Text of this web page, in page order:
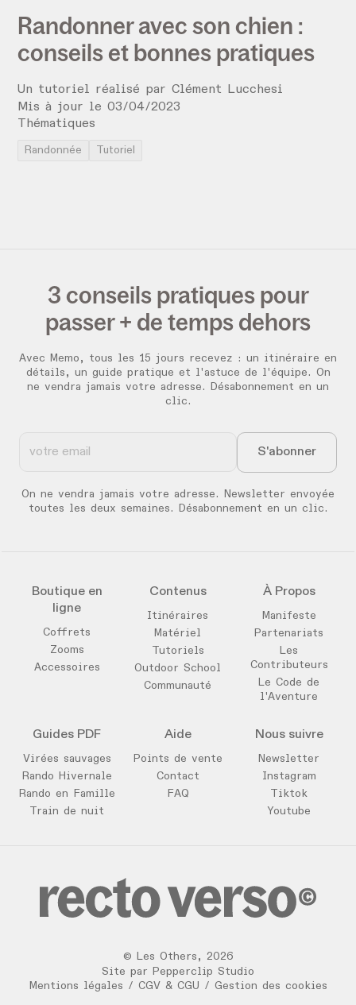
Randonner avec son chien :
conseils et bonnes pratiques
Un tutoriel réalisé parClément Lucchesi
Mis à jour le03/04/2023
Thématiques
Randonnée Tutoriel
3 conseils pratiques pour
passer + de temps dehors
Avec Memo, tous les 15 jours recevez : un itinéraire en
détails, un guide pratique et l'astuce de l'équipe. On
ne vendra jamais votre adresse. Désabonnement en un
clic.
On ne vendra jamais votre adresse. Newsletter envoyée
toutes les deux semaines. Désabonnement en un clic.
Boutique en
ligne
Coffrets
Zooms
Accessoires
Contenus
Itinéraires
Matériel
Tutoriels
Outdoor School
Communauté
À Propos
Manifeste
Partenariats
Les
Contributeurs
Le Code de
l'Aventure
Guides PDF
Virées sauvages
Rando Hivernale
Rando en Famille
Train de nuit
Aide
Points de vente
Contact
FAQ
Nous suivre
Newsletter
Instagram
Tiktok
Youtube
© Les Others ,
2026
Site par
Pepperclip Studio
Mentions légales / CGV & CGU / Gestion des cookies